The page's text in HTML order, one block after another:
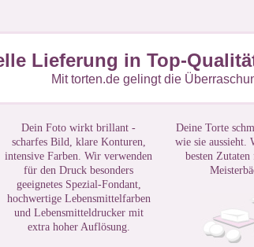
Lieferung in Top-
Mit torten.de gelingt die
Dein Foto wirkt brillant -
scharfes Bild, klare Konturen,
intensive Farben. Wir verwenden
für den Druck besonders
geeignetes Spezial-Fondant,
hochwertige Lebensmittelfarben
und Lebensmitteldrucker mit
extra hoher Auflösung.
Deine Torte
wie sie aussieht.
besten